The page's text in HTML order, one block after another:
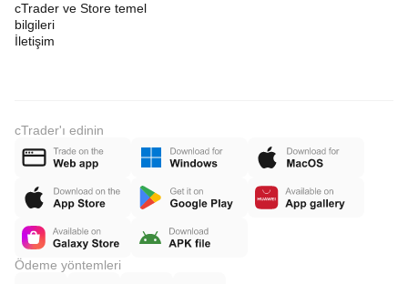
cTrader ve Store temel
bilgileri
İletişim
cTrader'ı edinin
Ödeme yöntemleri